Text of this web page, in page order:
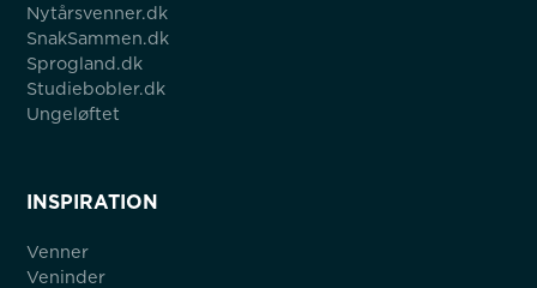
Nytårsvenner.dk
SnakSammen.dk
Sprogland.dk
Studiebobler.dk
Ungeløftet
INSPIRATION
Venner
Veninder